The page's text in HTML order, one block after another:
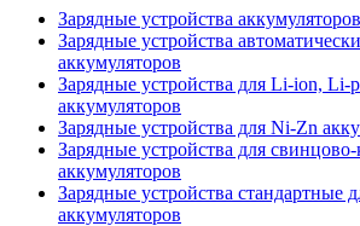
Зарядные устройства аккумуляторов
Зарядные устройства
аккумуляторов
Зарядные устройства для Li-ion, Li-
аккумуляторов
Зарядные устройства для Ni-Zn
Зарядные устройства для
аккумуляторов
Зарядные устройства стандартные
аккумуляторов